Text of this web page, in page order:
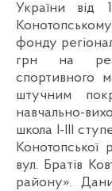
України
фонду
грн на
спортивного
штучним
навчально-
школа І-ІІІ
Конотопської
вул. Братів
району».